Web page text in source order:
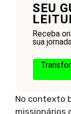
SEU
Receba
sua
No contexto
missionários